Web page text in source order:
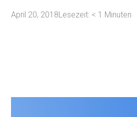
April 20, 2018Lesezeit: < 1 Minuten